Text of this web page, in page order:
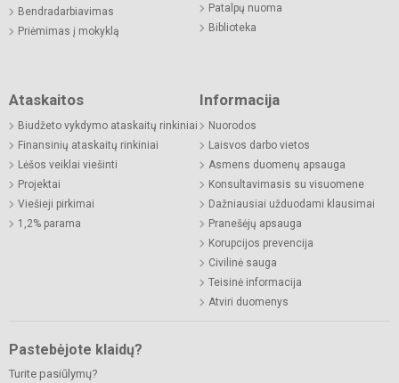
Bendradarbiavimas
Priėmimas į mokyklą
Patalpų nuoma
Biblioteka
Ataskaitos
Biudžeto vykdymo ataskaitų rinkiniai
Finansinių ataskaitų rinkiniai
Lėšos veiklai viešinti
Projektai
Viešieji pirkimai
1,2% parama
Informacija
Nuorodos
Laisvos darbo vietos
Asmens duomenų apsauga
Konsultavimasis su visuomene
Dažniausiai užduodami klausimai
Pranešėjų apsauga
Korupcijos prevencija
Civilinė sauga
Teisinė informacija
Atviri duomenys
Pastebėjote klaidų?
Turite pasiūlymų?